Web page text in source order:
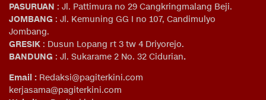
PASURUAN : Jl. Pattimura no 29 Cangkringmalang Beji.
JOMBANG : Jl. Kemuning GG I no 107, Candimulyo
Jombang.
GRESIK : Dusun Lopang rt 3 tw 4 Driyorejo.
BANDUNG : Jl. Sukarame 2 No. 32 Cidurian.
Email : Redaksi@pagiterkini.com
kerjasama@pagiterkini.com